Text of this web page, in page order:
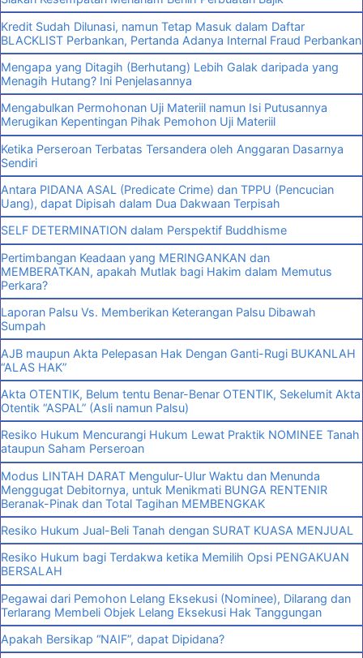
Kredit Sudah Dilunasi, namun Tetap Masuk dalam Daftar
BLACKLIST Perbankan, Pertanda Adanya Internal Fraud Perbankan
Mengapa yang Ditagih (Berhutang) Lebih Galak daripada yang
Menagih Hutang? Ini Penjelasannya
Mengabulkan Permohonan Uji Materiil namun Isi Putusannya
Merugikan Kepentingan Pihak Pemohon Uji Materiil
Ketika Perseroan Terbatas Tersandera oleh Anggaran Dasarnya
Sendiri
Antara PIDANA ASAL (Predicate Crime) dan TPPU (Pencucian
Uang), dapat Dipisah dalam Dua Dakwaan Terpisah
SELF DETERMINATION dalam Perspektif Buddhisme
Pertimbangan Keadaan yang MERINGANKAN dan
MEMBERATKAN, apakah Mutlak bagi Hakim dalam Memutus
Perkara?
Laporan Palsu Vs. Memberikan Keterangan Palsu Dibawah
Sumpah
AJB maupun Akta Pelepasan Hak Dengan Ganti-Rugi BUKANLAH
“ALAS HAK”
Akta OTENTIK, Belum tentu Benar-Benar OTENTIK, Sekelumit Akta
Otentik “ASPAL” (Asli namun Palsu)
Resiko Hukum Mencurangi Hukum Lewat Praktik NOMINEE Tanah
ataupun Saham Perseroan
Modus LINTAH DARAT Mengulur-Ulur Waktu dan Menunda
Menggugat Debitornya, untuk Menikmati BUNGA RENTENIR
Beranak-Pinak dan Total Tagihan MEMBENGKAK
Resiko Hukum Jual-Beli Tanah dengan SURAT KUASA MENJUAL
Resiko Hukum bagi Terdakwa ketika Memilih Opsi PENGAKUAN
BERSALAH
Pegawai dari Pemohon Lelang Eksekusi (Nominee), Dilarang dan
Terlarang Membeli Objek Lelang Eksekusi Hak Tanggungan
Apakah Bersikap “NAIF”, dapat Dipidana?